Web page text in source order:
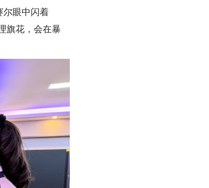
眼中闪着
旗花，会在暴